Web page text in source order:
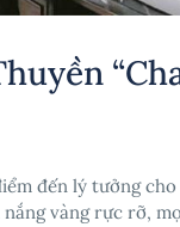
đến lý tưởng
vàng rực rỡ,